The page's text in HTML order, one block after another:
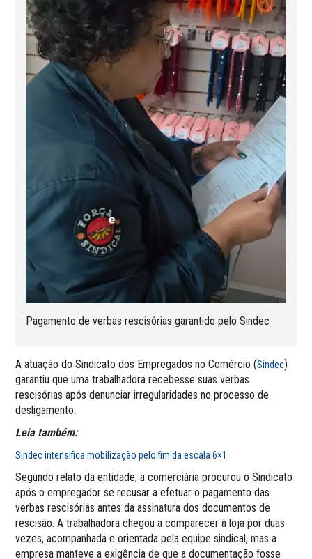
Pagamento de verbas rescisórias garantido pelo Sindec
A atuação do Sindicato dos Empregados no Comércio (Sindec)
garantiu que uma trabalhadora recebesse suas verbas
rescisórias após denunciar irregularidades no processo de
desligamento.
Leia também:
Sindec intensifica mobilização pelo fim da escala 6×1
Segundo relato da entidade, a comerciária procurou o Sindicato
após o empregador se recusar a efetuar o pagamento das
verbas rescisórias antes da assinatura dos documentos de
rescisão. A trabalhadora chegou a comparecer à loja por duas
vezes, acompanhada e orientada pela equipe sindical, mas a
empresa manteve a exigência de que a documentação fosse